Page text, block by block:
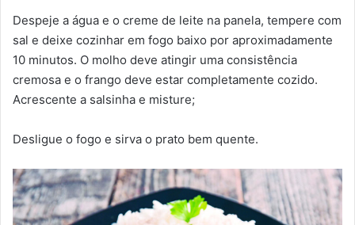
Despeje a água e o creme de leite na panela, tempere com
sal e deixe cozinhar em fogo baixo por aproximadamente
10 minutos. O molho deve atingir uma consistência
cremosa e o frango deve estar completamente cozido.
Acrescente a salsinha e misture;
Desligue o fogo e sirva o prato bem quente.